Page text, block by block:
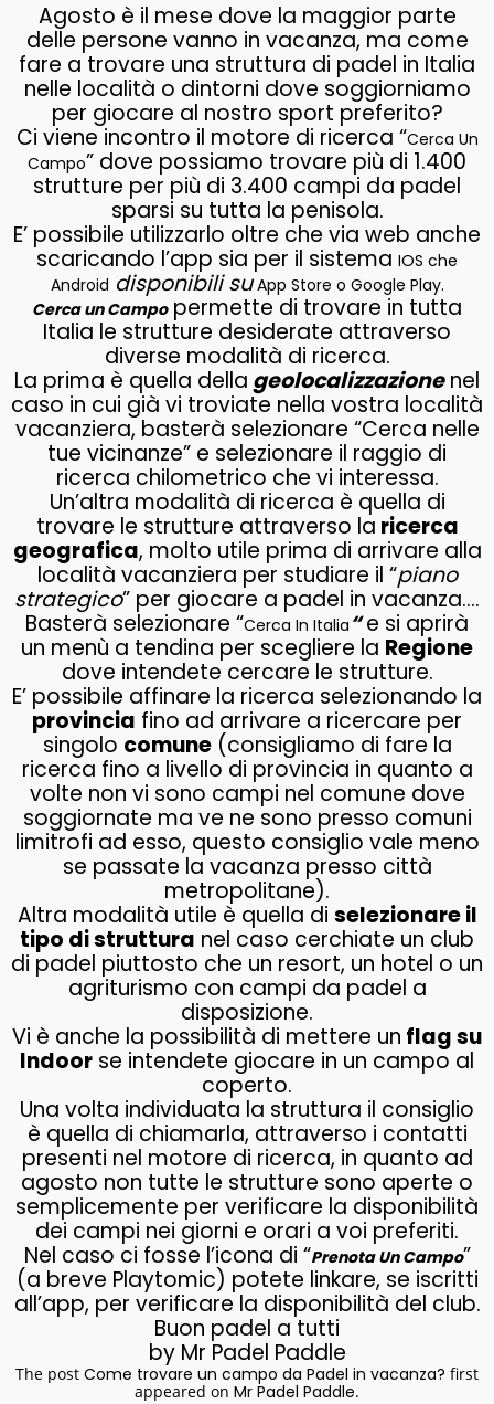
Agosto è il mese dove la maggior parte
delle persone vanno in vacanza, ma come
fare a trovare una struttura di padel in Italia
nelle località o dintorni dove soggiorniamo
per giocare al nostro sport preferito?
Ci viene incontro il motore di ricerca “Cerca Un
Campo” dove possiamo trovare più di 1.400
strutture per più di 3.400 campi da padel
sparsi su tutta la penisola.
E’ possibile utilizzarlo oltre che via web anche
scaricando l’app sia per il sistema IOS che
Android disponibili suApp Store o Google Play.
Cerca un Campopermette di trovare in tutta
Italia le strutture desiderate attraverso
diverse modalità di ricerca.
La prima è quella della geolocalizzazionenel
caso in cui già vi troviate nella vostra località
vacanziera, basterà selezionare “Cerca nelle
tue vicinanze” e selezionare il raggio di
ricerca chilometrico che vi interessa.
Un’altra modalità di ricerca è quella di
trovare le strutture attraverso la ricerca
geografica, molto utile prima di arrivare alla
località vacanziera per studiare il “piano
strategico” per giocare a padel in vacanza….
Basterà selezionare “Cerca In Italia “e si aprirà
un menù a tendina per scegliere la Regione
dove intendete cercare le strutture.
E’ possibile affinare la ricerca selezionando la
provincia fino ad arrivare a ricercare per
singolo comune(consigliamo di fare la
ricerca fino a livello di provincia in quanto a
volte non vi sono campi nel comune dove
soggiornate ma ve ne sono presso comuni
limitrofi ad esso, questo consiglio vale meno
se passate la vacanza presso città
metropolitane).
Altra modalità utile è quella di selezionare il
tipo di struttura nel caso cerchiate un club
di padel piuttosto che un resort, un hotel o un
agriturismo con campi da padel a
disposizione.
Vi è anche la possibilità di mettere un flag su
Indoor se intendete giocare in un campo al
coperto.
Una volta individuata la struttura il consiglio
è quella di chiamarla, attraverso i contatti
presenti nel motore di ricerca, in quanto ad
agosto non tutte le strutture sono aperte o
semplicemente per verificare la disponibilità
dei campi nei giorni e orari a voi preferiti.
Nel caso ci fosse l’icona di “Prenota Un Campo”
(a breve Playtomic) potete linkare, se iscritti
all’app, per verificare la disponibilità del club.
Buon padel a tutti
by Mr Padel Paddle
The post Come trovare un campo da Padel in vacanza? first
appeared on Mr Padel Paddle.